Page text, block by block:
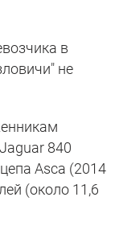
в
не
840
Asca (2014
(около 11,6